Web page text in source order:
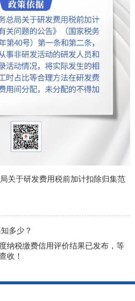
关于研发费用税前加计扣除归集范
多少？
纳税缴费信用评价结果已发布，等
收！